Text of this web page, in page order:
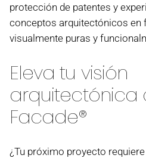
protección de patentes y
conceptos arquitectónicos en
visualmente puras y
Eleva tu visión
arquitectónica
Facade®
¿Tu próximo proyecto